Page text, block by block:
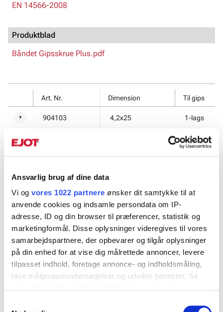
Ansvarlig brug af dine data
Vi og vores 1022 partnere ønsker dit samtykke til at
anvende cookies og indsamle persondata om IP-
adresse, ID og din browser til præferencer, statistik og
marketingformål. Disse oplysninger videregives til vores
samarbejdspartnere, der opbevarer og tilgår oplysninger
på din enhed for at vise dig målrettede annoncer, levere
tilpasset indhold, foretage annonce- og indholdsmåling,
lave målgruppeundersøgelser og udvikle tjenester. Se
EN 14566-2008
Produktblad
Båndet Gipsskrue Plus.pdf
Art. Nr. Dimension Til gips
▼ 904103 4,2x25 1-lags
▼ 2-lags
Kontakt os
Relaterede produkter